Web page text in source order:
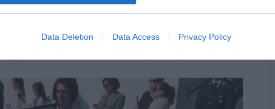
Data Deletion Data Access Privacy Policy
του Μουσικού Συλλόγου Άνδρου.